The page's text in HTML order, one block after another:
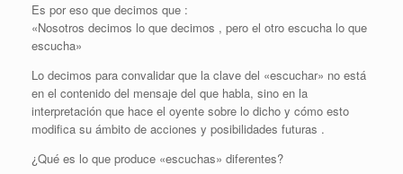
Es por eso que decimos que :
«Nosotros decimos lo que decimos , pero el otro escucha lo que
escucha»
Lo decimos para convalidar que la clave del «escuchar» no está
en el contenido del mensaje del que habla, sino en la
interpretación que hace el oyente sobre lo dicho y cómo esto
modifica su ámbito de acciones y posibilidades futuras .
¿Qué es lo que produce «escuchas» diferentes?